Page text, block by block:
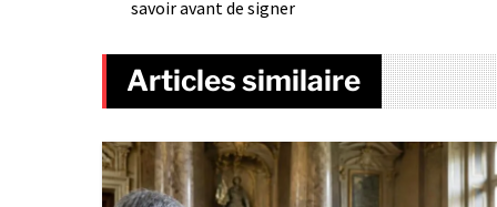
savoir avant de signer
Articles similaire